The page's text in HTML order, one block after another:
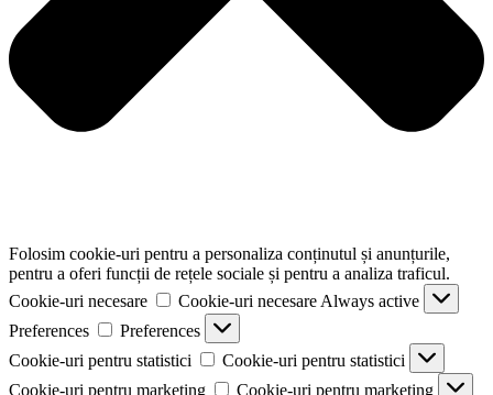
Folosim cookie-uri pentru a personaliza conținutul și anunțurile,
pentru a oferi funcții de rețele sociale și pentru a analiza traficul.
Cookie-uri necesare
Cookie-uri necesare Always active
Preferences
Preferences
Cookie-uri pentru statistici
Cookie-uri pentru statistici
Cookie-uri pentru marketing
Cookie-uri pentru marketing